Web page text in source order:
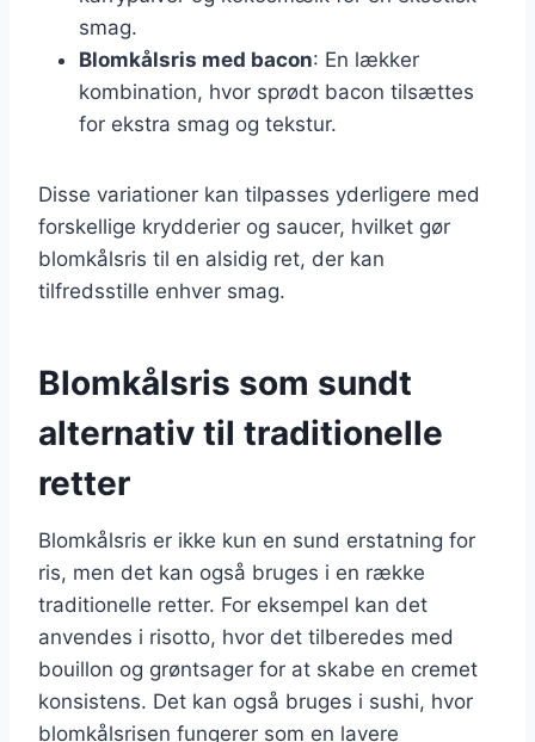
smag.
Blomkålsris med bacon: En lækker
kombination, hvor sprødt bacon tilsættes
for ekstra smag og tekstur.
Disse variationer kan tilpasses yderligere med
forskellige krydderier og saucer, hvilket gør
blomkålsris til en alsidig ret, der kan
tilfredsstille enhver smag.
Blomkålsris som sundt
alternativ til traditionelle
retter
Blomkålsris er ikke kun en sund erstatning for
ris, men det kan også bruges i en række
traditionelle retter. For eksempel kan det
anvendes i risotto, hvor det tilberedes med
bouillon og grøntsager for at skabe en cremet
konsistens. Det kan også bruges i sushi, hvor
blomkålsrisen fungerer som en lavere